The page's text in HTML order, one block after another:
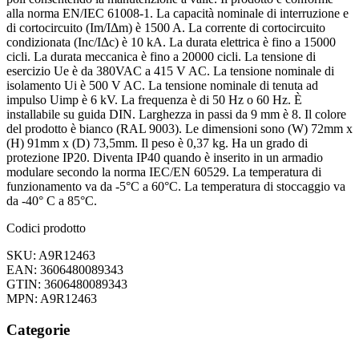
alla norma EN/IEC 61008-1. La capacità nominale di interruzione e
di cortocircuito (Im/IΔm) è 1500 A. La corrente di cortocircuito
condizionata (Inc/IΔc) è 10 kA. La durata elettrica è fino a 15000
cicli. La durata meccanica è fino a 20000 cicli. La tensione di
esercizio Ue è da 380VAC a 415 V AC. La tensione nominale di
isolamento Ui è 500 V AC. La tensione nominale di tenuta ad
impulso Uimp è 6 kV. La frequenza è di 50 Hz o 60 Hz. È
installabile su guida DIN. Larghezza in passi da 9 mm è 8. Il colore
del prodotto è bianco (RAL 9003). Le dimensioni sono (W) 72mm x
(H) 91mm x (D) 73,5mm. Il peso è 0,37 kg. Ha un grado di
protezione IP20. Diventa IP40 quando è inserito in un armadio
modulare secondo la norma IEC/EN 60529. La temperatura di
funzionamento va da -5°C a 60°C. La temperatura di stoccaggio va
da -40° C a 85°C.
Codici prodotto
SKU: A9R12463
EAN: 3606480089343
GTIN: 3606480089343
MPN: A9R12463
Categorie